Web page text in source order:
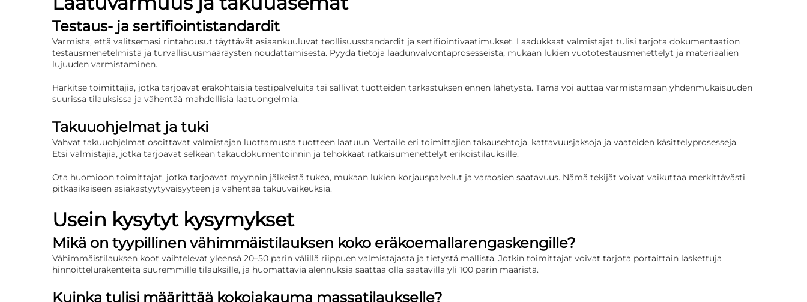
Testaus- ja sertifiointistandardit
Varmista, että valitsemasi rintahousut täyttävät asiaankuuluvat teollisuusstandardit ja sertifiointivaatimukset. Laadukkaat valmistajat tulisi tarjota dokumentaation
testausmenetelmistä ja turvallisuusmääräysten noudattamisesta. Pyydä tietoja laadunvalvontaprosesseista, mukaan lukien vuototestausmenettelyt ja materiaalien
lujuuden varmistaminen.
Harkitse toimittajia, jotka tarjoavat eräkohtaisia testipalveluita tai sallivat tuotteiden tarkastuksen ennen lähetystä. Tämä voi auttaa varmistamaan yhdenmukaisuuden
suurissa tilauksissa ja vähentää mahdollisia laatuongelmia.
Takuuohjelmat ja tuki
Vahvat takuuohjelmat osoittavat valmistajan luottamusta tuotteen laatuun. Vertaile eri toimittajien takausehtoja, kattavuusjaksoja ja vaateiden käsittelyprosesseja.
Etsi valmistajia, jotka tarjoavat selkeän takaudokumentoinnin ja tehokkaat ratkaisumenettelyt erikoistilauksille.
Ota huomioon toimittajat, jotka tarjoavat myynnin jälkeistä tukea, mukaan lukien korjauspalvelut ja varaosien saatavuus. Nämä tekijät voivat vaikuttaa merkittävästi
pitkäaikaiseen asiakastyytyväisyyteen ja vähentää takuuvaikeuksia.
Usein kysytyt kysymykset
Mikä on tyypillinen vähimmäistilauksen koko eräkoemallarengaskengille?
Vähimmäistilauksen koot vaihtelevat yleensä 20–50 parin välillä riippuen valmistajasta ja tietystä mallista. Jotkin toimittajat voivat tarjota portaittain laskettuja
hinnoittelurakenteita suuremmille tilauksille, ja huomattavia alennuksia saattaa olla saatavilla yli 100 parin määristä.
Kuinka tulisi määrittää kokojakauma massatilaukselle?